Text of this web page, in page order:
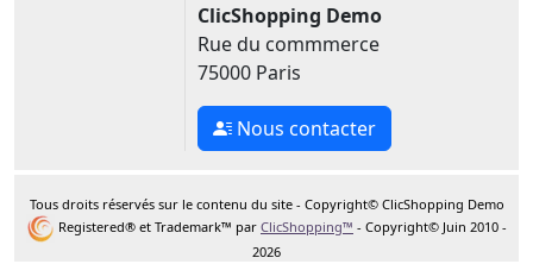
ClicShopping Demo
Rue du commmerce
75000 Paris
Nous contacter
Tous droits réservés sur le contenu du site - Copyright© ClicShopping Demo
Registered® et Trademark™ par ClicShopping™ - Copyright© Juin 2010 -
2026